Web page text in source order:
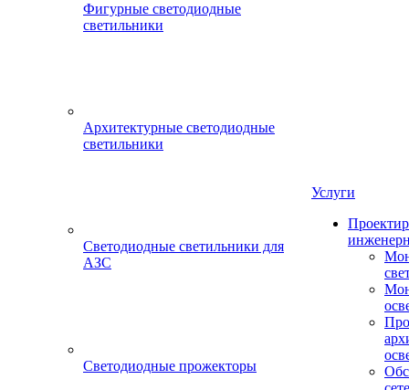
Фигурные светодиодные
светильники
Архитектурные светодиодные
светильники
Светодиодные светильники для
АЗС
Светодиодные прожекторы
Услуги